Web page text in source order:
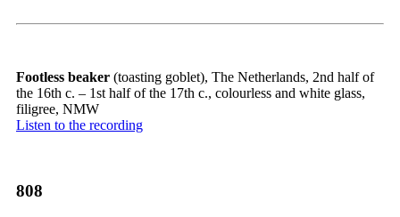
Footless beaker (toasting goblet), The Netherlands, 2nd half of
the 16th c. – 1st half of the 17th c., colourless and white glass,
filigree, NMW
Listen to the recording
808